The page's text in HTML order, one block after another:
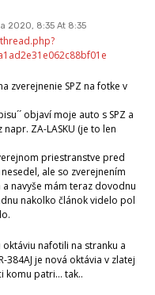
2020, 8:35 At 8:35
zverejnenie SPZ na fotke v
objaví moje auto s SPZ a
ZA-LASKU (je to len
priestranstve pred
ale so zverejnením
navyše mám teraz dovodnu
nakolko článok videlo pol
nafotili na stranku a
je nová oktávia v zlatej
komu patri… tak..